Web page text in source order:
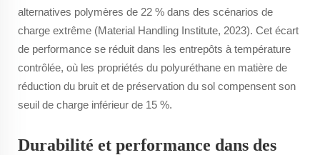
alternatives polymères de 22 % dans des scénarios de
charge extrême (Material Handling Institute, 2023). Cet écart
de performance se réduit dans les entrepôts à température
contrôlée, où les propriétés du polyuréthane en matière de
réduction du bruit et de préservation du sol compensent son
seuil de charge inférieur de 15 %.
Durabilité et performance dans des